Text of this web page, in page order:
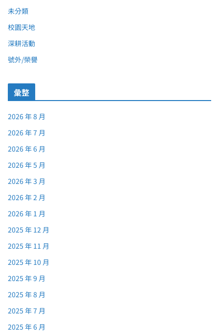
未分類
校園天地
深耕活動
號外/榮譽
彙整
2026 年 8 月
2026 年 7 月
2026 年 6 月
2026 年 5 月
2026 年 3 月
2026 年 2 月
2026 年 1 月
2025 年 12 月
2025 年 11 月
2025 年 10 月
2025 年 9 月
2025 年 8 月
2025 年 7 月
2025 年 6 月